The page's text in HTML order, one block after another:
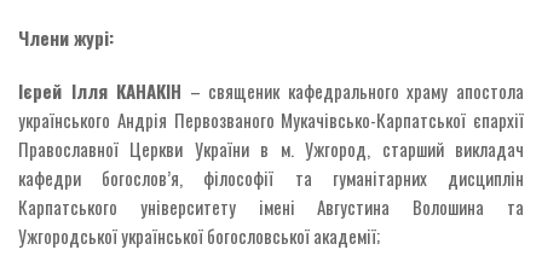
Члени журі:
Ієрей Ілля КАНАКІН – священик кафедрального храму апостола
українського Андрія Первозваного Мукачівсько-Карпатської єпархії
Православної Церкви України в м. Ужгород, старший викладач
кафедри богослов’я, філософії та гуманітарних дисциплін
Карпатського університету імені Августина Волошина та
Ужгородської української богословської академії;